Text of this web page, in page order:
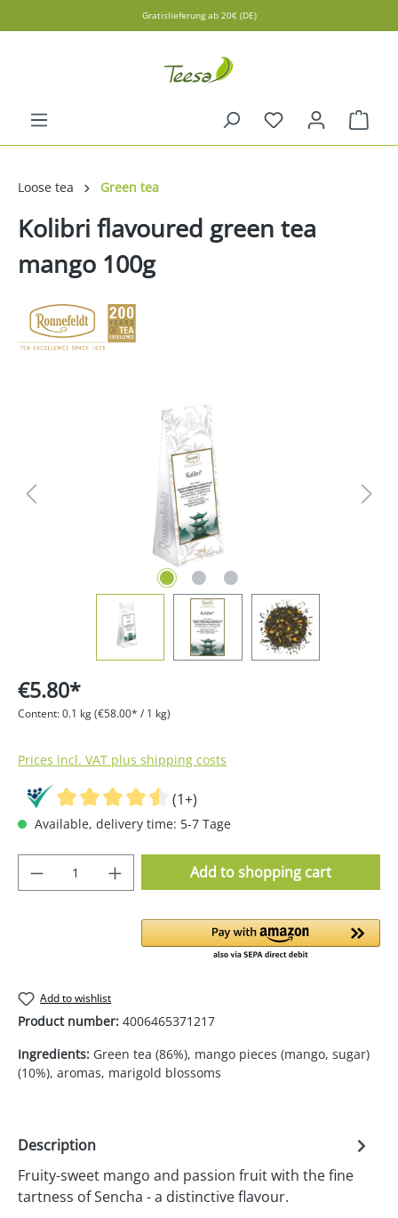
Gratislieferung ab 20€ (DE)
Loose tea Green tea
Kolibri flavoured green tea
mango 100g
€5.80*
Content:0.1 kg(€58.00* / 1 kg)
Prices incl. VAT plus shipping costs
(1+)
Available, delivery time: 5-7 Tage
Product Quantity: Enter the desired
Add to shopping cart
Add to wishlist
Product number: 4006465371217
Ingredients: Green tea (86%), mango pieces (mango, sugar)
(10%), aromas, marigold blossoms
Description
Fruity-sweet mango and passion fruit with the fine
tartness of Sencha - a distinctive flavour.